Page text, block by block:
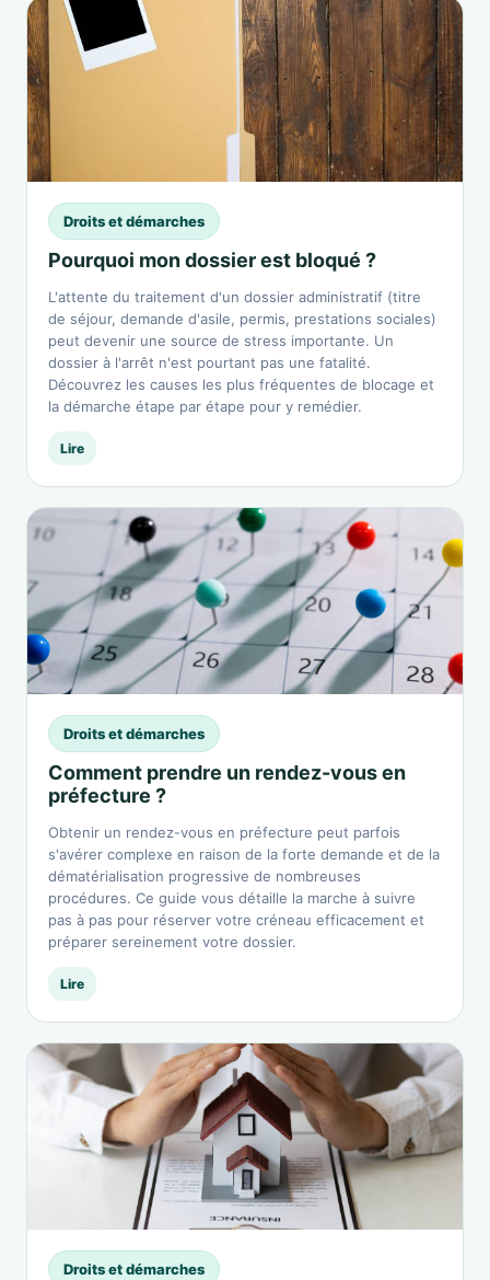
Droits et démarches
Pourquoi mon dossier est bloqué ?
L'attente du traitement d'un dossier administratif (titre
de séjour, demande d'asile, permis, prestations sociales)
peut devenir une source de stress importante. Un
dossier à l'arrêt n'est pourtant pas une fatalité.
Découvrez les causes les plus fréquentes de blocage et
la démarche étape par étape pour y remédier.
Lire
Droits et démarches
Comment prendre un rendez-vous en
préfecture ?
Obtenir un rendez-vous en préfecture peut parfois
s'avérer complexe en raison de la forte demande et de la
dématérialisation progressive de nombreuses
procédures. Ce guide vous détaille la marche à suivre
pas à pas pour réserver votre créneau efficacement et
préparer sereinement votre dossier.
Lire
Droits et démarches